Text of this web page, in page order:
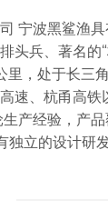
宁波黑鲨渔
头兵、著名
里，处于长三
速、杭甬高
产经验，产
立的设计研